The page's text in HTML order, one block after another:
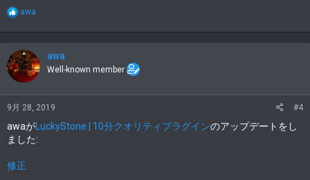
R
a
c
t
i
o
awa
awa
Well-known member
9月 28, 2019 #4
awaが LuckyStone | 10分クオリティプラグインのアップデートをし
ました:
修正